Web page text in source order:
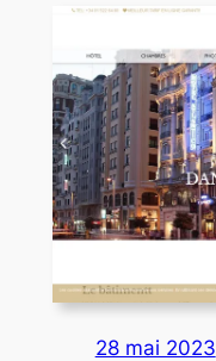
28 mai 2023